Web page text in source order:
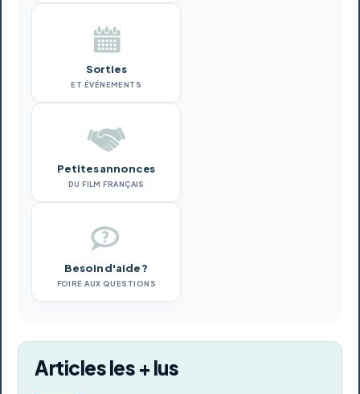
Sorties
ET ÉVÉNEMENTS
Petites annonces
DU FILM FRANÇAIS
Besoin d'aide ?
FOIRE AUX QUESTIONS
Articles les + lus